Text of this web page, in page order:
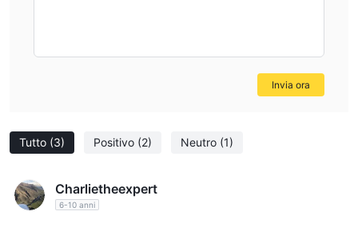
Tutto (3) Positivo (2) Neutro (1)
Charlietheexpert
6-10 anni
Invia ora